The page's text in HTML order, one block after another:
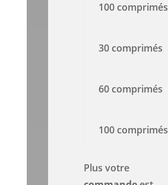
100 comprimés
30 comprimés
60 comprimés
100 comprimés
Plus votre